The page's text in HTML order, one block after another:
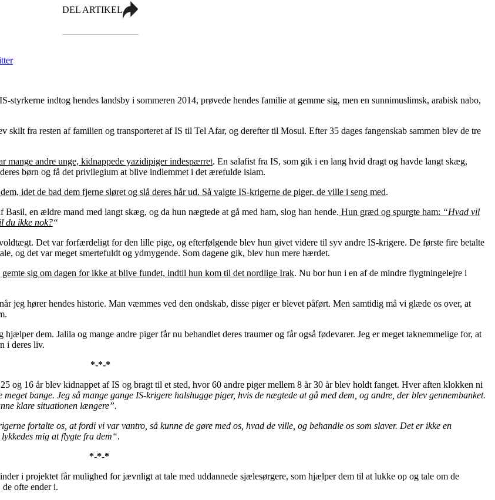
DEL ARTIKEL
indtog hendes landsby i sommeren 2014, prøvede hendes familie at gemme sig, men en sunnimuslimsk, arabisk nabo,
skilt fra resten af familien og transporteret af IS til Tel Afar, og derefter til Mosul. Efter 35 dages fangenskab sammen blev de tre
mange andre unge, kidnappede yazidipiger indespærret. En salafist fra IS, som gik i en lang hvid dragt og havde langt skæg,
børn og få det privilegium at blive indlemmet i det ærefulde islam.
idet de bad dem fjerne sløret og slå deres hår ud. Så valgte IS-krigerne de piger, de ville i seng med.
en ældre mand med langt skæg, og da hun nægtede at gå med ham, slog han hende. Hun græd og spurgte ham: “Hvad vil
du ikke nok?“
Det var forfærdeligt for den lille pige, og efterfølgende blev hun givet videre til syv andre IS-krigere. De første fire betalte
og det var meget smertefuldt og ydmygende. Som dagene gik, blev hun mere hærdet.
sig om dagen for ikke at blive fundet, indtil hun kom til det nordlige Irak. Nu bor hun i en af de mindre flygtningelejre i
jeg hører hendes historie. Man væmmes ved den ondskab, disse piger er blevet påført. Men samtidig må vi glæde os over, at
dem. Jalila og mange andre piger får nu behandlet deres traumer og får også fødevarer. Jeg er meget taknemmelige for, at
i deres liv.
*-*-*
og 16 år blev kidnappet af IS og bragt til et sted, hvor 60 andre piger mellem 8 år 30 år blev holdt fanget. Hver aften klokken ni
meget bange. Jeg så mange gange IS-krigere halshugge piger, hvis de nægtede at gå med dem, og andre der blev gennembanket.
klare situationen længere”.
fortalte os, at fordi vi var vantro, så kunne de gøre med os, hvad de ville, og behandle os som slaver. Det er ikke en
mig at flygte fra dem“.
*-*-*
i projektet får mulighed for jævnligt at tale med uddannede sjælesørgere, som hjælper dem til at lukke op og tale om de
ofte ender i.